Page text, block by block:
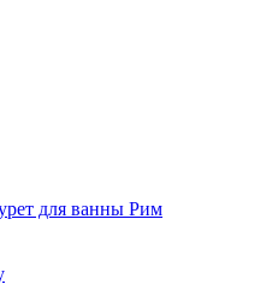
для ванны Рим